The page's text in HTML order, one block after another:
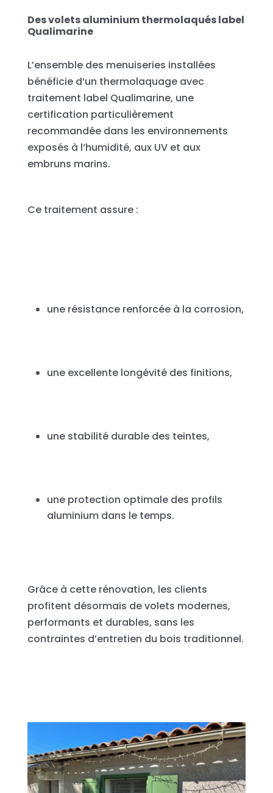
Des volets aluminium thermolaqués label
Qualimarine
L’ensemble des menuiseries installées
bénéficie d’un thermolaquage avec
traitement label Qualimarine, une
certification particulièrement
recommandée dans les environnements
exposés à l’humidité, aux UV et aux
embruns marins.
Ce traitement assure :
une résistance renforcée à la corrosion,
une excellente longévité des finitions,
une stabilité durable des teintes,
une protection optimale des profils
aluminium dans le temps.
Grâce à cette rénovation, les clients
profitent désormais de volets modernes,
performants et durables, sans les
contraintes d’entretien du bois traditionnel.